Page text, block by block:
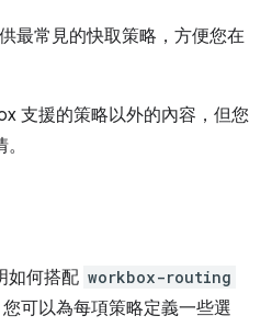
最常見的快取策略，方便您在
支援的策略以外的內容，但您
如何搭配 workbox-routing
可以為每項策略定義一些選